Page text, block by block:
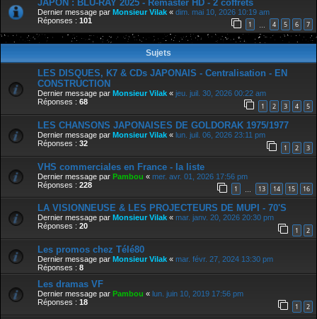
JAPON : BLU-RAY 2025 - Remaster HD - 2 coffrets
Dernier message par Monsieur Vilak « dim. mai 10, 2026 10:19 am
Réponses : 101 1 4 5 6 7
Sujets
LES DISQUES, K7 & CDs JAPONAIS - Centralisation - EN
CONSTRUCTION
Dernier message par Monsieur Vilak « jeu. juil. 30, 2026 00:22 am
Réponses : 68 1 2 3 4 5
LES CHANSONS JAPONAISES DE GOLDORAK 1975/1977
Dernier message par Monsieur Vilak « lun. juil. 06, 2026 23:11 pm
Réponses : 32 1 2 3
VHS commerciales en France - la liste
Dernier message par Pambou « mer. avr. 01, 2026 17:56 pm
Réponses : 228 1 13 14 15 16
LA VISIONNEUSE & LES PROJECTEURS DE MUPI - 70'S
Dernier message par Monsieur Vilak « mar. janv. 20, 2026 20:30 pm
Réponses : 20 1 2
Les promos chez Télé80
Dernier message par Monsieur Vilak « mar. févr. 27, 2024 13:30 pm
Réponses : 8
Les dramas VF
Dernier message par Pambou « lun. juin 10, 2019 17:56 pm
Réponses : 18 1 2